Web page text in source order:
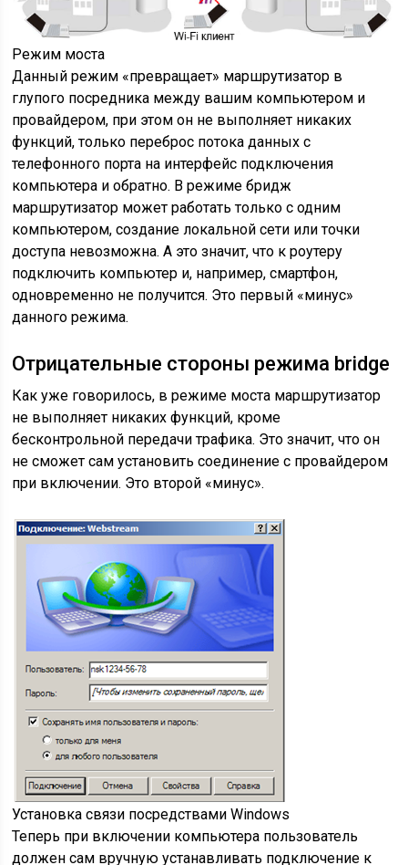
Режим моста
Данный режим «превращает» маршрутизатор в
глупого посредника между вашим компьютером и
провайдером, при этом он не выполняет никаких
функций, только переброс потока данных с
телефонного порта на интерфейс подключения
компьютера и обратно. В режиме бридж
маршрутизатор может работать только с одним
компьютером, создание локальной сети или точки
доступа невозможна. А это значит, что к роутеру
подключить компьютер и, например, смартфон,
одновременно не получится. Это первый «минус»
данного режима.
Отрицательные стороны режима bridge
Как уже говорилось, в режиме моста маршрутизатор
не выполняет никаких функций, кроме
бесконтрольной передачи трафика. Это значит, что он
не сможет сам установить соединение с провайдером
при включении. Это второй «минус».
Установка связи посредствами Windows
Теперь при включении компьютера пользователь
должен сам вручную устанавливать подключение к